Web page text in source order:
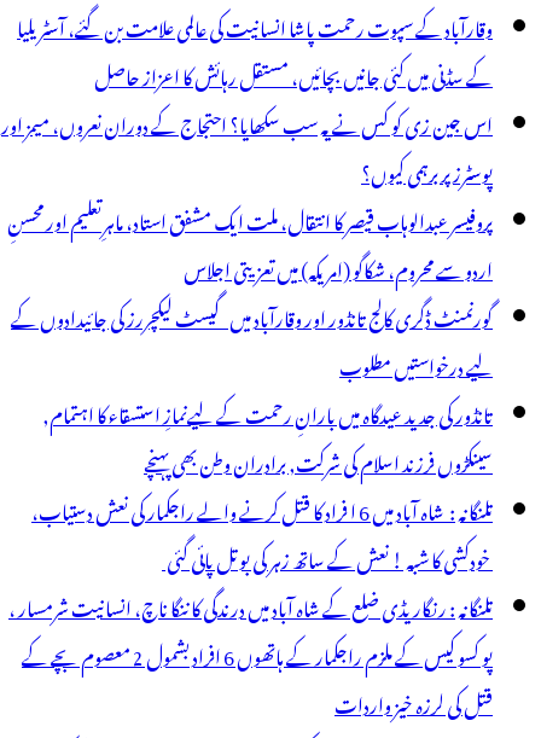
وقارآباد کے سپوت رحمت پاشا انسانیت کی عالمی علامت بن گئے، آسٹریلیا
کے سڈنی میں کئی جانیں بچائیں، مستقل رہائش کا اعزاز حاصل
اس جین زی کو کس نے یہ سب سکھایا؟ احتجاج کے دوران نعروں، میمز اور
پوسٹرز پر برہمی کیوں؟
پروفیسر عبدالوہاب قیصر کا انتقال، ملت ایک مشفق استاد، ماہرِتعلیم اور محسنِ
اردو سے محروم، شکاگو (امریکہ) میں تعزیتی اجلاس
گورنمنٹ ڈگری کالج تانڈور اور وقارآباد میں گیسٹ لیکچررز کی جائیدادوں کے
لیے درخواستیں مطلوب
تانڈور کی جدید عیدگاہ میں بارانِ رحمت کے لیےنمازِ استسقاء کا اہتمام,
سینکڑوں فرزند اسلام کی شرکت, برادران وطن بھی پہنچے
تلنگانہ : شاہ آباد میں 6 ا فراد کا قتل کرنے والے راجکمار کی نعش دستیاب،
خودکشی کا شبہ ! نعش کے ساتھ زہر کی بوتل پائی گئی
تلنگانہ : رنگاریڈی ضلع کے شاہ آباد میں درندگی کا ننگا ناچ، انسانیت شرمسار ،
پو کسو کیس کے ملزم راجکمار کے ہاتھوں 6 افراد بشمول 2 معصوم بچے کے
قتل کی لرزہ خیز واردات